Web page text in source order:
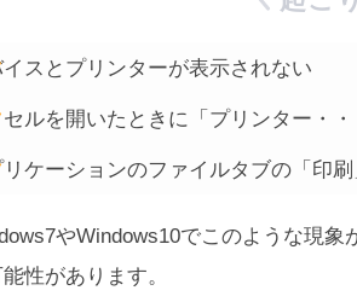
イスとプリンターが表示されない
セルを開いたときに「プリンター・
リケーションのファイルタブの「印
やWindows10でこのような現
性があります。